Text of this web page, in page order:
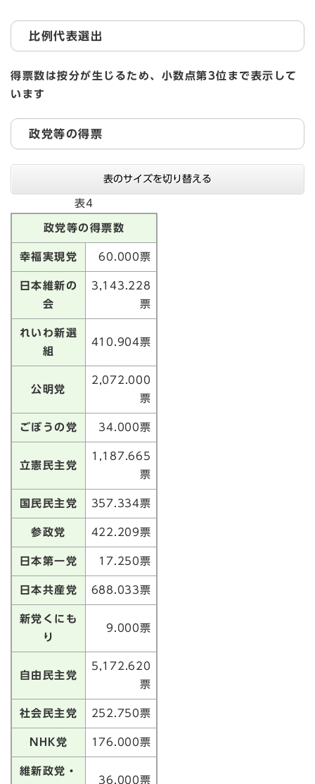
比例代表選出
得票数は按分が生じるため、小数点第3位まで表示して
います
政党等の得票
表のサイズを切り替える
表4
政党等の 得票数
幸福実現党 60.000票
日本維新の
会
3,143.228
票
れいわ新選
組
410.904票
公明党
2,072.000
票
ごぼうの党 34.000票
立憲民主党
1,187.665
票
国民民主党 357.334票
参政党 422.209票
日本第一党 17.250票
日本共産党 688.033票
新党くにも
り
9.000票
自由民主党
5,172.620
票
社会民主党 252.750票
NHK党 176.000票
維新政党・
36.000票